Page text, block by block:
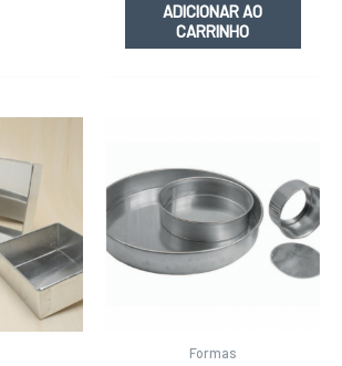
ADICIONAR AO
CARRINHO
Formas